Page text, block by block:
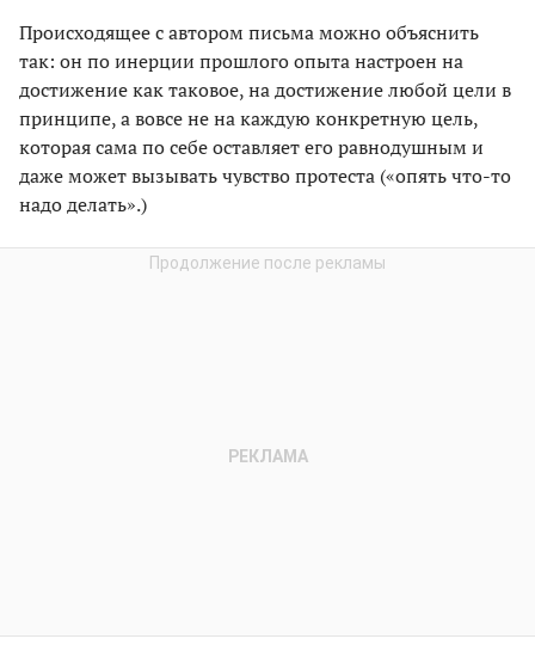
Происходящее с автором письма можно объяснить
так: он по инерции прошлого опыта настроен на
достижение как таковое, на достижение любой цели в
принципе, а вовсе не на каждую конкретную цель,
которая сама по себе оставляет его равнодушным и
даже может вызывать чувство протеста («опять что-то
надо делать».)